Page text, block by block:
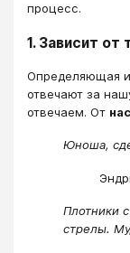
процесс.
1. Зависит от
Определяющая
отвечают за
отвечаем. От нас
Юноша,
Плотники
стрелы.